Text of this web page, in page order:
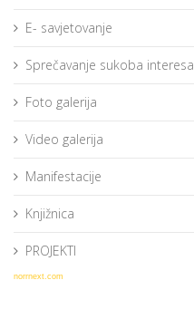
E- savjetovanje
Sprečavanje sukoba interesa
Foto galerija
Video galerija
Manifestacije
Knjižnica
PROJEKTI
norrnext.com